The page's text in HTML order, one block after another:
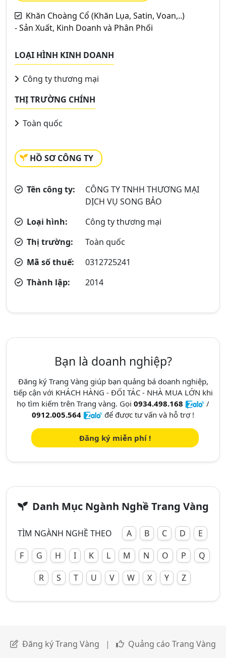
Khăn Choàng Cổ (Khăn Lụa, Satin, Voan,..)
- Sản Xuất, Kinh Doanh và Phân Phối
LOẠI HÌNH KINH DOANH
Công ty thương mại
THỊ TRƯỜNG CHÍNH
Toàn quốc
HỒ SƠ CÔNG TY
Tên công ty:
CÔNG TY TNHH THƯƠNG MẠI
DỊCH VỤ SONG BẢO
Loại hình:
Công ty thương mại
Thị trường:
Toàn quốc
Mã số thuế:
0312725241
Thành lập:
2014
Bạn là doanh nghiệp?
Đăng ký Trang Vàng giúp bạn quảng bá doanh nghiệp,
tiếp cận với KHÁCH HÀNG - ĐỐI TÁC - NHÀ MUA LỚN khi
họ tìm kiếm trên Trang vàng. Gọi 0934.498.168
/
0912.005.564
để được tư vấn và hỗ trợ !
Đăng ký miễn phí !
Danh Mục Ngành Nghề Trang Vàng
TÌM NGÀNH NGHỀ THEO A B C D
E
F
G H I K L M N O P
Q
R
S T U V W X Y Z
Đăng ký Trang Vàng | Quảng cáo Trang Vàng